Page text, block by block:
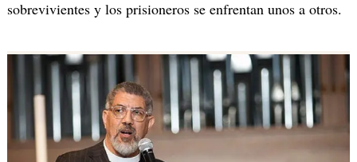
sobrevivientes y los prisioneros se enfrentan unos a otros.